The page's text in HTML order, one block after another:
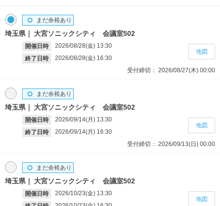
埼玉県 大宮ソニックシティ 会議室502
開催日時 2026/08/28(金) 13:30
終了日時
2026/08/28(金) 16:30
まだ余裕あり
受付締切： 2026/08/27(木) 00:00
地図
埼玉県 大宮ソニックシティ 会議室502
開催日時 2026/09/14(月) 13:30
終了日時
2026/09/14(月) 16:30
まだ余裕あり
受付締切： 2026/09/13(日) 00:00
地図
埼玉県 大宮ソニックシティ 会議室502
開催日時 2026/10/23(金) 13:30
まだ余裕あり
地図